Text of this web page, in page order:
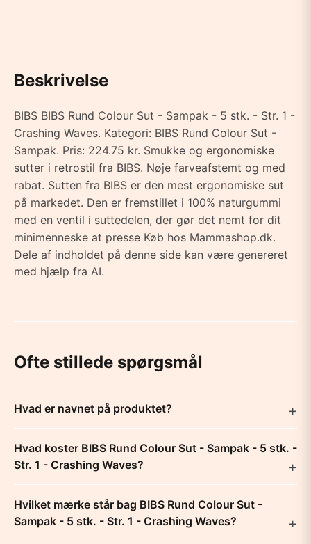
Beskrivelse
BIBS BIBS Rund Colour Sut - Sampak - 5 stk. - Str. 1 -
Crashing Waves. Kategori: BIBS Rund Colour Sut -
Sampak. Pris: 224.75 kr. Smukke og ergonomiske
sutter i retrostil fra BIBS. Nøje farveafstemt og med
rabat. Sutten fra BIBS er den mest ergonomiske sut
på markedet. Den er fremstillet i 100% naturgummi
med en ventil i suttedelen, der gør det nemt for dit
minimenneske at presse Køb hos Mammashop.dk.
Dele af indholdet på denne side kan være genereret
med hjælp fra AI.
Ofte stillede spørgsmål
Hvad er navnet på produktet?
Hvad koster BIBS Rund Colour Sut - Sampak - 5 stk. -
Str. 1 - Crashing Waves?
Hvilket mærke står bag BIBS Rund Colour Sut -
Sampak - 5 stk. - Str. 1 - Crashing Waves?